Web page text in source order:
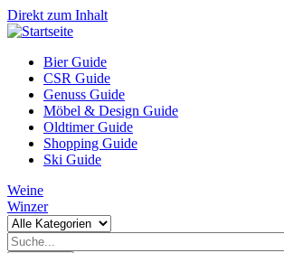
Direkt zum Inhalt
Bier Guide
CSR Guide
Genuss Guide
Möbel & Design Guide
Oldtimer Guide
Shopping Guide
Ski Guide
Weine
Winzer